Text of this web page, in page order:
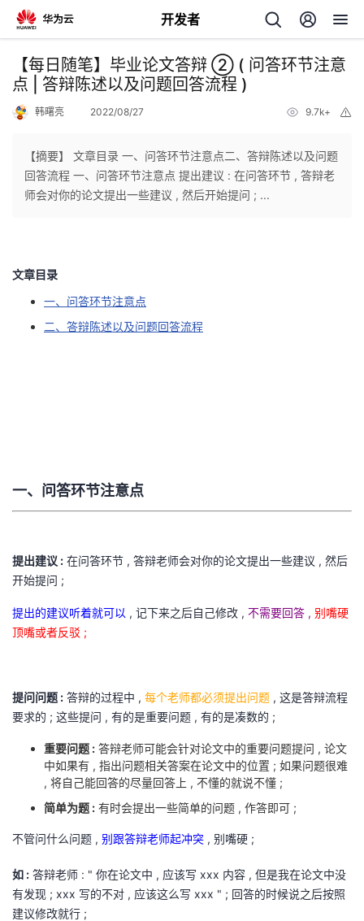
开发者
返
回
个
主
的
博
的
坛
我
圈
子
的
直
我
的
动
我
关
注
的
开
学
堂
我
的
Programs
我
我
【每日随笔】毕业论文答辩 ② ( 问答环节注意
点 | 答辩陈述以及问题回答流程 )
韩曙亮 2022/08/27 9.7k+
【摘要】 文章目录 一、问答环节注意点二、答辩陈述以及问题
回答流程 一、问答环节注意点 提出建议 : 在问答环节 , 答辩老
师会对你的论文提出一些建议 , 然后开始提问 ; ...
文章目录
一、问答环节注意点
二、答辩陈述以及问题回答流程
一、问答环节注意点
提出建议 : 在问答环节 , 答辩老师会对你的论文提出一些建议 , 然后
开始提问 ;
提出的建议听着就可以 , 记下来之后自己修改 , 不需要回答 , 别嘴硬
顶嘴或者反驳 ;
提问问题 : 答辩的过程中 , 每个老师都必须提出问题 , 这是答辩流程
要求的 ; 这些提问 , 有的是重要问题 , 有的是凑数的 ;
重要问题 : 答辩老师可能会针对论文中的重要问题提问 , 论文
中如果有 , 指出问题相关答案在论文中的位置 ; 如果问题很难
, 将自己能回答的尽量回答上 , 不懂的就说不懂 ;
简单为题 : 有时会提出一些简单的问题 , 作答即可 ;
不管问什么问题 , 别跟答辩老师起冲突 , 别嘴硬 ;
如 : 答辩老师 : " 你在论文中 , 应该写 xxx 内容 , 但是我在论文中没
有发现 ; xxx 写的不对 , 应该这么写 xxx " ; 回答的时候说之后按照
建议修改就行 ;